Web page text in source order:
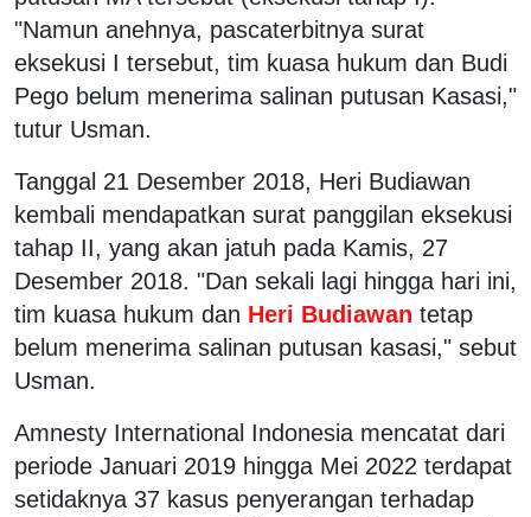
"Namun anehnya, pascaterbitnya surat
eksekusi I tersebut, tim kuasa hukum dan Budi
Pego belum menerima salinan putusan Kasasi,"
tutur Usman.
Tanggal 21 Desember 2018, Heri Budiawan
kembali mendapatkan surat panggilan eksekusi
tahap II, yang akan jatuh pada Kamis, 27
Desember 2018. "Dan sekali lagi hingga hari ini,
tim kuasa hukum dan Heri Budiawan tetap
belum menerima salinan putusan kasasi," sebut
Usman.
Amnesty International Indonesia mencatat dari
periode Januari 2019 hingga Mei 2022 terdapat
setidaknya 37 kasus penyerangan terhadap